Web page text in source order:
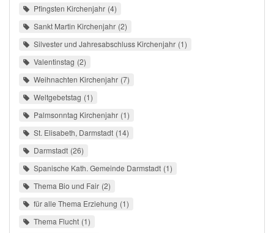
Pfingsten Kirchenjahr 4
Sankt Martin Kirchenjahr 2
Silvester und Jahresabschluss Kirchenjahr 1
Valentinstag 2
Weihnachten Kirchenjahr 7
Weltgebetstag 1
Palmsonntag Kirchenjahr 1
St. Elisabeth, Darmstadt 14
Darmstadt 26
Spanische Kath. Gemeinde Darmstadt 1
Thema Bio und Fair 2
für alle Thema Erziehung 1
Thema Flucht 1